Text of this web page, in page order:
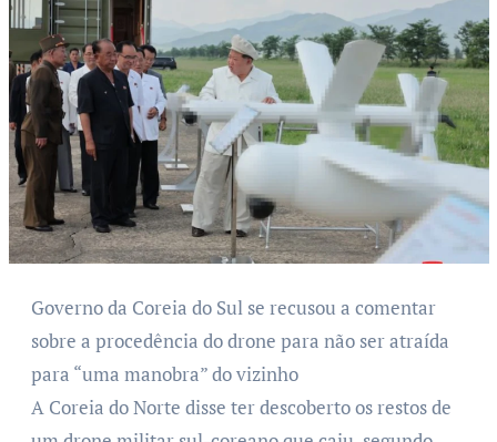
Governo da Coreia do Sul se recusou a comentar
sobre a procedência do drone para não ser atraída
para “uma manobra” do vizinho
A Coreia do Norte disse ter descoberto os restos de